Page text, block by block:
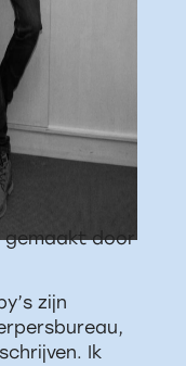
gemaakt door
zijn
Ik